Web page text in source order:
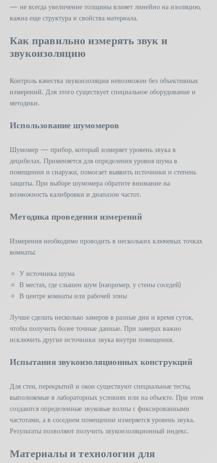
— не всегда увеличение толщины влияет линейно на изоляцию,
важна еще структура и свойства материала.
Как правильно измерять звук и
звукоизоляцию
Контроль качества звукоизоляции невозможен без объективных
измерений. Для этого существует специальное оборудование и
методики.
Использование шумомеров
Шумомер — прибор, который измеряет уровень звука в
децибелах. Применяется для определения уровня шума в
помещении и снаружи, помогает выявить источники и степень
защиты. При выборе шумомера обратите внимание на
возможность калибровки и диапазон частот.
Методика проведения измерений
Измерения необходимо проводить в нескольких ключевых точках
комнаты:
У источника шума
В местах, где слышен шум (например, у стены соседей)
В центре комнаты или рабочей зоны
Лучше сделать несколько замеров в разные дни и время суток,
чтобы получить более точные данные. При замерах важно
исключить другие источники звука внутри помещения.
Испытания звукоизоляционных конструкций
Для стен, перекрытий и окон существуют специальные тесты,
выполняемые в лабораторных условиях или на объекте. При этом
создаются определенные звуковые волны с фиксированными
частотами, а в соседнем помещении измеряется уровень звука.
Результаты позволяют получить звукоизоляционный индекс.
Материалы и технологии для